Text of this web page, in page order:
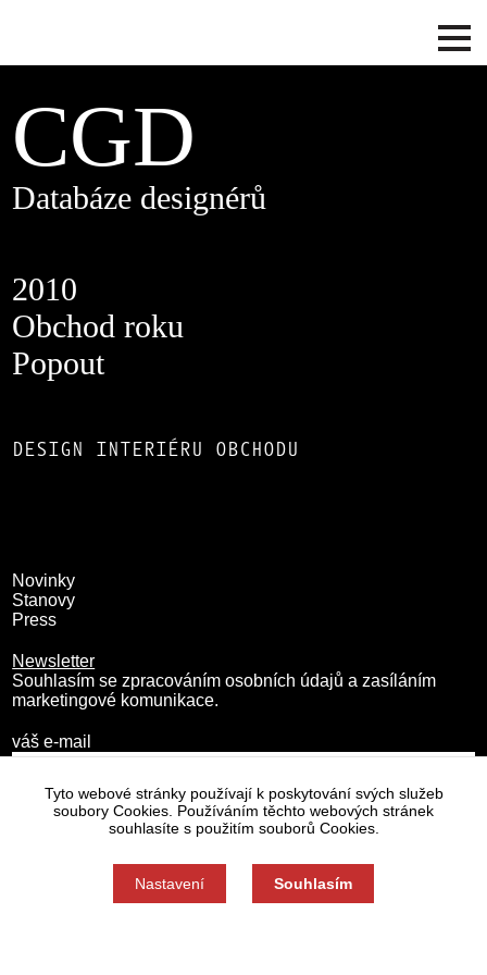
CGD
Databáze designérů
2010
Obchod roku
Popout
DESIGN INTERIÉRU OBCHODU
Novinky
Stanovy
Press
Newsletter
Souhlasím se zpracováním osobních údajů a zasíláním
marketingové komunikace.
váš e-mail
Zásady zpracování osobních údajů
Nastavení cookies
Tyto webové stránky používají k poskytování svých služeb
soubory Cookies. Používáním těchto webových stránek
souhlasíte s použitím souborů Cookies.
Nastavení Souhlasím